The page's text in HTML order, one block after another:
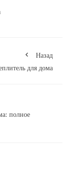
Назад
для дома
полное